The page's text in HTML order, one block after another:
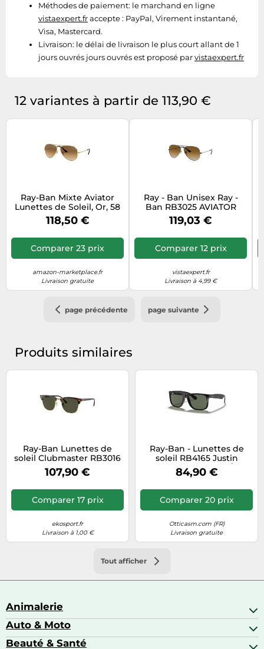
Méthodes de paiement: le marchand en ligne
vistaexpert.fraccepte : PayPal, Virement instantané,
Visa, Mastercard.
Livraison: le délai de livraison le plus court allant de 1
jours ouvrés jours ouvrés est proposé parvistaexpert.fr
12 variantes à partir de 113,90 €
Ray-Ban Mixte Aviator
Lunettes de Soleil, Or, 58
mm EU
118,50 €
Comparer 23 prix
amazon-marketplace.fr
Livraison gratuite
Ray - Ban Unisex Ray -
Ban RB3025 AVIATOR
004/51 Lunettes de soleil
Métal Gris Pilote Normale
Ombré
119,03 €
Comparer 12 prix
vistaexpert.fr
Livraison à 4,99 €
page précédente page suivante
Produits similaires
Ray-Ban Lunettes de
soleil Clubmaster RB3016
W0366 Taille L
107,90 €
Comparer 17 prix
ekosport.fr
Livraison à 1,00 €
Ray-Ban - Lunettes de
soleil RB4165 Justin
Homme Injecté Noir/Vert
Carré 601/71
84,90 €
Comparer 20 prix
Otticasm.com (FR)
Livraison gratuite
Tout afficher
Animalerie
Abris pour animaux sauvages
Aquariophilie
Auto & Moto
Accessoires auto
Beauté & Santé